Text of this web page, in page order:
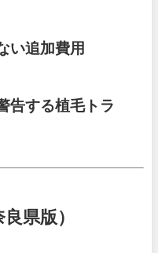
い追加費用
告する植毛トラ
県版）